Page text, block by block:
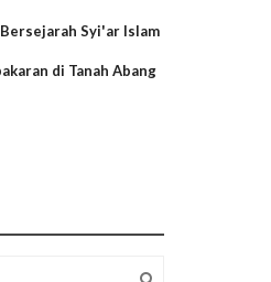
Syi'ar Islam
di Tanah Abang